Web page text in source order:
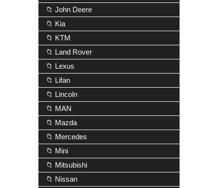
📁 John Deere
📁 Kia
📁 KTM
📁 Land Rover
📁 Lexus
📁 Lifan
📁 Lincoln
📁 MAN
📁 Mazda
📁 Mercedes
📁 Mini
📁 Mitsubishi
📁 Nissan